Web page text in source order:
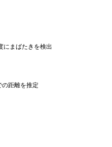
にまばたきを検出
距離を推定